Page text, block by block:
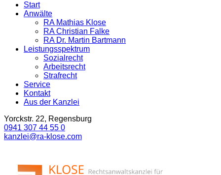
Start
Anwälte
RA Mathias Klose
RA Christian Falke
RA Dr. Martin Bartmann
Leistungsspektrum
Sozialrecht
Arbeitsrecht
Strafrecht
Service
Kontakt
Aus der Kanzlei
Yorckstr. 22, Regensburg
0941 307 44 55 0
kanzlei@ra-klose.com